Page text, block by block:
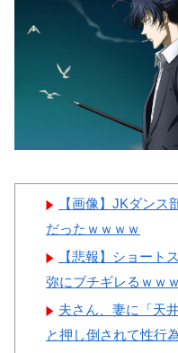
舌を絡ませて、唾液交換
── ちゅっちゅしながらの濃
エッ画像♪
海外「日本よ、お前がナ
ーワンだ」 熊本地震直後の
【画像】顔100点、体30点
【画像】JKダン
だったｗｗｗｗ
【悲報】ショート
弥にブチギレるｗｗ
夫さん、妻に「天
と押し倒されて性行